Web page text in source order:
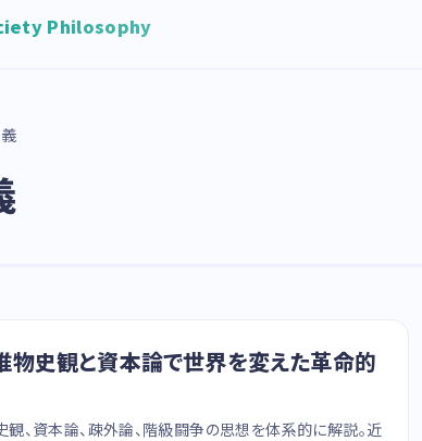
Philosophy
物史観と資本論で世界を変えた革命的
、資本論、疎外論、階級闘争の思想を体系的に解説。近